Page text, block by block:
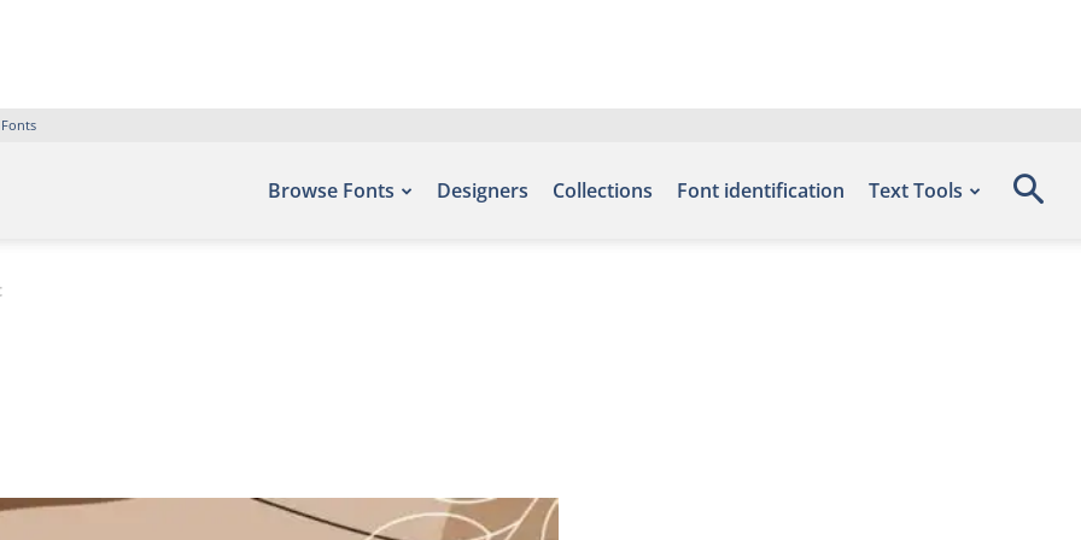
Browse Fonts Designers Collections Font identification Text Tools